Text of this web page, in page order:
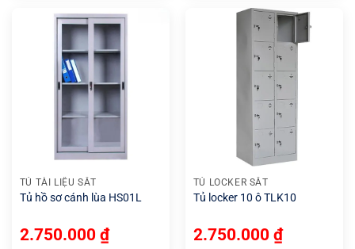
TỦ TÀI LIỆU SẮT
Tủ hồ sơ cánh lùa HS01L
2.750.000 ₫
TỦ LOCKER SẮT
Tủ locker 10 ô TLK10
2.750.000 ₫